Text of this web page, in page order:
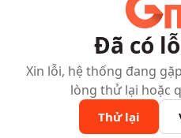
Đã có
Xin lỗi, hệ thống đang
lòng thử lại hoặc
Thử lại